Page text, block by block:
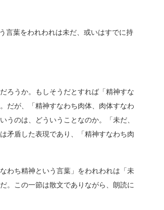
言葉をわれわれは未だ、或いはすでに持
ろうか。もしそうだとすれば「精神すな
だが、「精神すなわち肉体、肉体すなわ
のは、どういうことなのか。「未だ、
矛盾した表現であり、「精神すなわち肉
わち精神という言葉」をわれわれは「未
。この一節は散文でありながら、朗読に